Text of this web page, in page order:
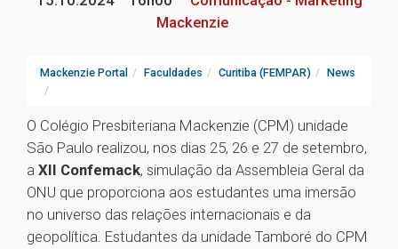
Mackenzie
Mackenzie Portal Faculdades Curitiba (FEMPAR) News
O Colégio Presbiteriana Mackenzie (CPM) unidade
São Paulo realizou, nos dias 25, 26 e 27 de setembro,
a XII Confemack, simulação da Assembleia Geral da
ONU que proporciona aos estudantes uma imersão
no universo das relações internacionais e da
geopolítica. Estudantes da unidade Tamboré do CPM